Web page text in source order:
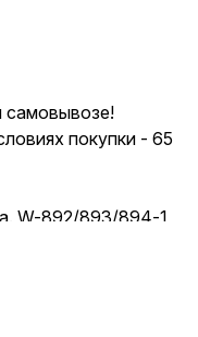
самовывозе!
покупки - 65
W-892/893/894-1
от 2
в комплект,
142 ярких Led SMD